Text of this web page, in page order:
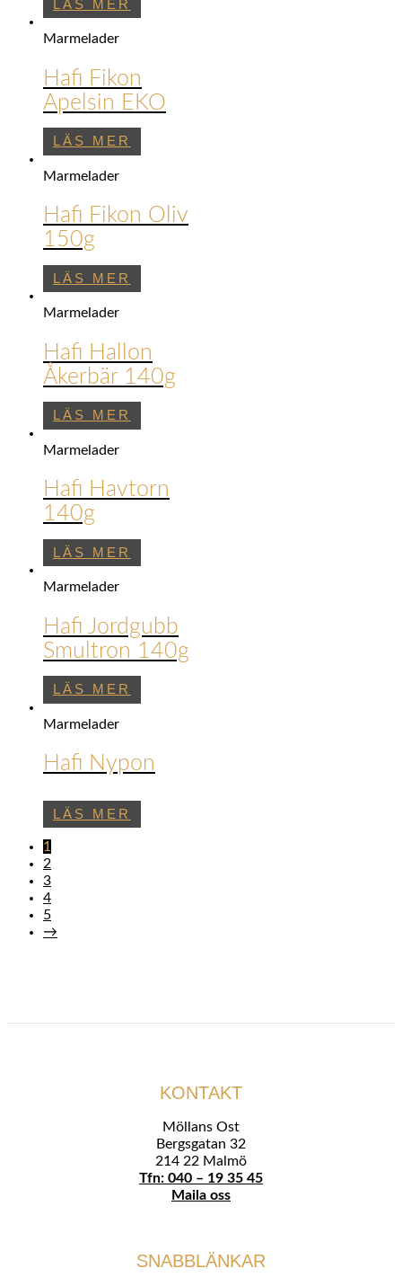
LÄS MER
Marmelader
Hafi Fikon
Apelsin EKO
LÄS MER
Marmelader
Hafi Fikon Oliv
150g
LÄS MER
Marmelader
Hafi Hallon
Åkerbär 140g
LÄS MER
Marmelader
Hafi Havtorn
140g
LÄS MER
Marmelader
Hafi Jordgubb
Smultron 140g
LÄS MER
Marmelader
Hafi Nypon
LÄS MER
1
2
3
4
5
→
KONTAKT
Möllans Ost
Bergsgatan 32
214 22 Malmö
Tfn: 040 – 19 35 45
Maila oss
SNABBLÄNKAR